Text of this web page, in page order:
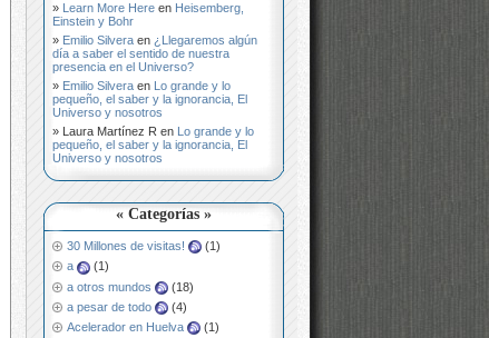
Learn More Here en Heisemberg,
Einstein y Bohr
Emilio Silvera en ¿Llegaremos algún
día a saber el sentido de nuestra
presencia en el Universo?
Emilio Silvera en
Lo grande y lo
pequeño, el saber y la ignorancia, El
Universo y nosotros
Laura Martínez R en
Lo grande y lo
pequeño, el saber y la ignorancia, El
Universo y nosotros
« Categorías »
30 Millones de visitas!
(1)
a
(1)
a otros mundos
(18)
a pesar de todo
(4)
Acelerador en Huelva
(1)